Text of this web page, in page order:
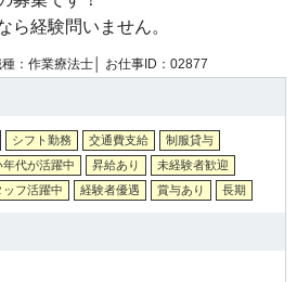
ら経験問いません。
：作業療法士│ お仕事ID：02877
シフト勤務 交通費支給
制服貸与
年代が活躍中 昇給あり
未経験者歓迎
ッフ活躍中 経験者優遇 賞与あり 長期